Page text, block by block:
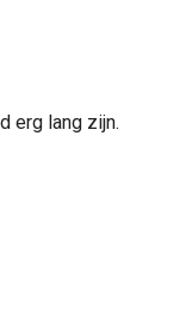
erg lang zijn.